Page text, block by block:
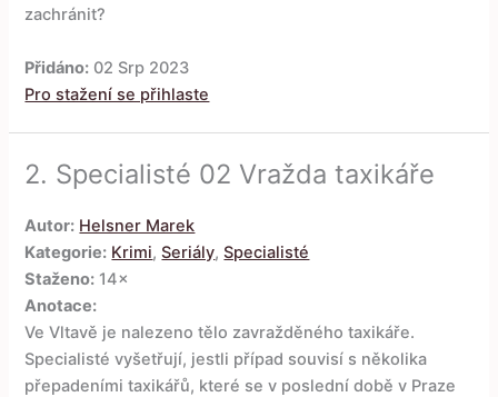
zachránit?
Přidáno: 02 Srp 2023
Pro stažení se přihlaste
2. Specialisté 02 Vražda taxikáře
Autor: Helsner Marek
Kategorie: Krimi,Seriály,Specialisté
Staženo: 14×
Anotace:
Ve Vltavě je nalezeno tělo zavražděného taxikáře.
Specialisté vyšetřují, jestli případ souvisí s několika
přepadeními taxikářů, které se v poslední době v Praze